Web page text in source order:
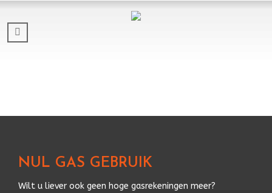
NUL GAS GEBRUIK
Wilt u liever ook geen hoge gasrekeningen meer?